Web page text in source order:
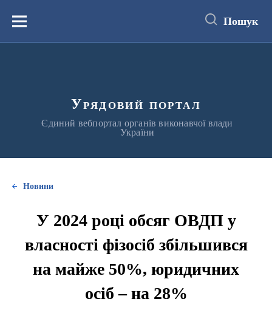
вмістуМеню Пошук
Урядовий портал
Єдиний вебпортал органів виконавчої влади
України
Новини
У 2024 році обсяг ОВДП у
власності фізосіб збільшився
на майже 50%, юридичних
осіб – на 28%